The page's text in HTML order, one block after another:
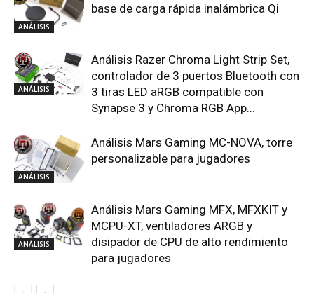
ANÁLISIS
base de carga rápida inalámbrica Qi
ANÁLISIS
Análisis Razer Chroma Light Strip Set,
controlador de 3 puertos Bluetooth con
3 tiras LED aRGB compatible con
Synapse 3 y Chroma RGB App...
ANÁLISIS
Análisis Mars Gaming MC-NOVA, torre
personalizable para jugadores
ANÁLISIS
Análisis Mars Gaming MFX, MFXKIT y
MCPU-XT, ventiladores ARGB y
disipador de CPU de alto rendimiento
para jugadores